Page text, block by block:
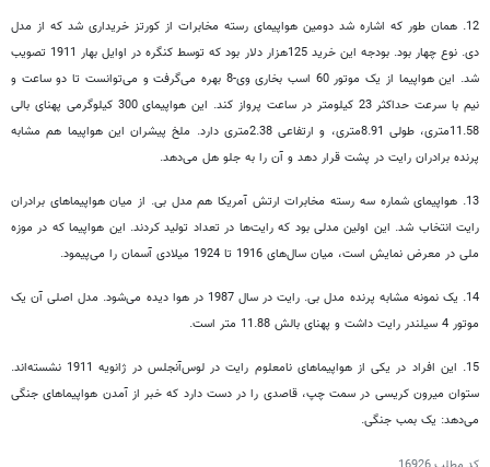
12. همان طور که اشاره شد دومین هواپیمای رسته مخابرات از کورتز خریداری شد که از مدل
دی. نوع چهار بود. بودجه این خرید 125هزار دلار بود که توسط کنگره در اوایل بهار 1911 تصویب
شد. این هواپیما از یک موتور 60 اسب بخاری وی-8 بهره می‌گرفت و می‌توانست تا دو ساعت و
نیم با سرعت حداکثر 23 کیلومتر در ساعت پرواز کند. این هواپیمای 300 کیلوگرمی پهنای بالی
11.58متری، طولی 8.91متری، و ارتفاعی 2.38متری دارد. ملخ پیشران این هواپیما هم مشابه
پرنده برادران رایت در پشت قرار دهد و آن را به جلو هل می‌دهد.
13. هواپیمای شماره سه رسته مخابرات ارتش آمریکا هم مدل بی. از میان هواپیماهای برادران
رایت انتخاب شد. این اولین مدلی بود که رایت‌ها در تعداد تولید کردند. این هواپیما که در موزه
ملی در معرض نمایش است، میان سال‌های 1916 تا 1924 میلادی آسمان‌ را می‌پیمود.
14. یک نمونه مشابه پرنده مدل بی. رایت در سال 1987 در هوا دیده می‌شود. مدل اصلی آن یک
موتور 4 سیلندر رایت داشت و پهنای بالش 11.88 متر است.
15. این افراد در یکی از هواپیماهای نامعلوم رایت در لوس‌آنجلس در ژانویه 1911 نشسته‌اند.
ستوان میرون کریسی در سمت چپ، قاصدی را در دست دارد که خبر از آمدن هواپیماهای جنگی
می‌دهد: یک بمب جنگی.